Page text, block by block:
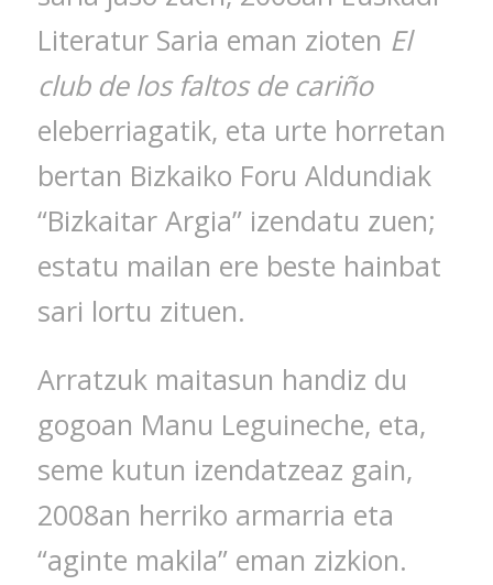
Literatur Saria eman zioten El
club de los faltos de cariño
eleberriagatik, eta urte horretan
bertan Bizkaiko Foru Aldundiak
“Bizkaitar Argia” izendatu zuen;
estatu mailan ere beste hainbat
sari lortu zituen.
Arratzuk maitasun handiz du
gogoan Manu Leguineche, eta,
seme kutun izendatzeaz gain,
2008an herriko armarria eta
“aginte makila” eman zizkion.